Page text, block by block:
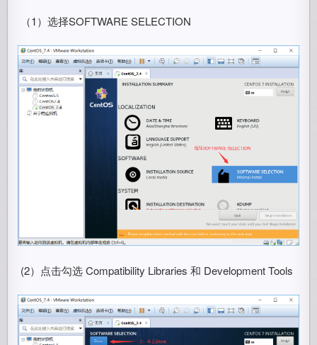
​ （1）选择SOFTWARE SELECTION
​ (2）点击勾选 Compatibility Libraries 和 Development Tools